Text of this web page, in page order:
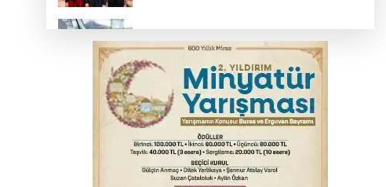
yansıyacak mı?
YENİ Parti Genel Başkanı Özel'den
Çerçeve Yasa yorumu
Serbest piyasada döviz fiyatları